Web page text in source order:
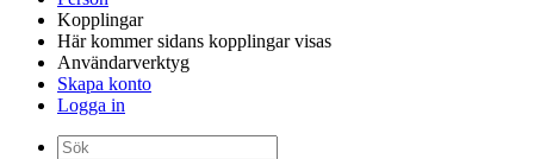
Kopplingar
Här kommer sidans kopplingar visas
Användarverktyg
Skapa konto
Logga in